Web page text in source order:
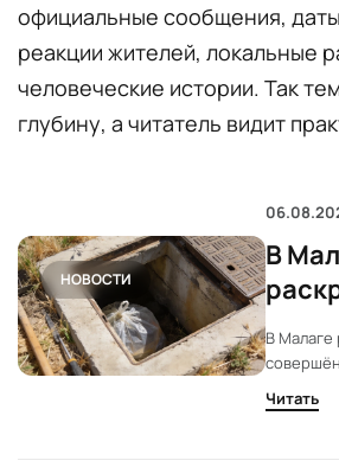
официальные сообщения,
реакции жителей, локальные
человеческие истории. Так
глубину, а читатель видит
НОВОСТИ
В
В Малаге
«Dexter».
Читать